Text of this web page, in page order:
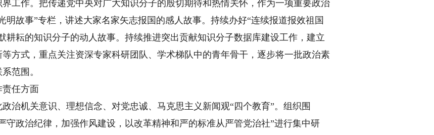
作。把传递党中央对广大知识分子的殷切期待和热情关怀，作为一项重要政治
明故事”专栏，讲述大家名家矢志报国的感人故事。持续办好“连续报道报效祖国
耕耘的知识分子的动人故事。持续推进突出贡献知识分子数据库建设工作，建立
方式，重点关注资深专家科研团队、学术梯队中的青年骨干，逐步将一批政治素
范围。
任方面
机关意识、理想信念、对党忠诚、马克思主义新闻观“四个教育”。组织围
守政治纪律，加强作风建设，以改革精神和严的标准从严管党治社”进行集中研